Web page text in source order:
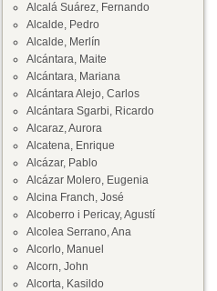
Alcalá Suárez, Fernando
Alcalde, Pedro
Alcalde, Merlín
Alcántara, Maite
Alcántara, Mariana
Alcántara Alejo, Carlos
Alcántara Sgarbi, Ricardo
Alcaraz, Aurora
Alcatena, Enrique
Alcázar, Pablo
Alcázar Molero, Eugenia
Alcina Franch, José
Alcoberro i Pericay, Agustí
Alcolea Serrano, Ana
Alcorlo, Manuel
Alcorn, John
Alcorta, Kasildo